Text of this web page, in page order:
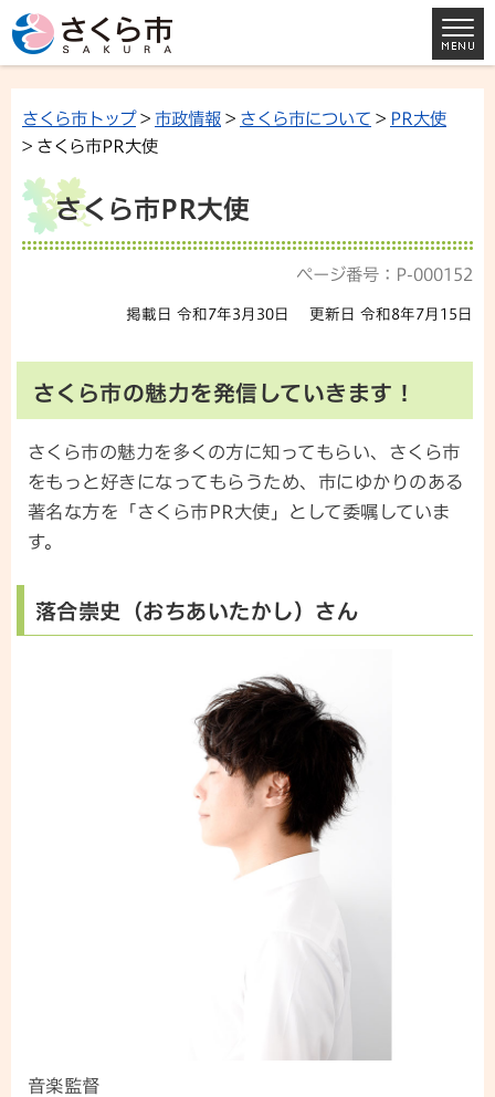
さくら市トップ> 市政情報 > さくら市について > PR大使
> さくら市PR大使
さくら市PR大使
ページ番号：P-000152
掲載日 令和7年3月30日 更新日 令和8年7月15日
さくら市の魅力を発信していきます！
さくら市の魅力を多くの方に知ってもらい、さくら市
をもっと好きになってもらうため、市にゆかりのある
著名な方を「さくら市PR大使」として委嘱していま
す。
落合崇史（おちあいたかし）さん
音楽監督